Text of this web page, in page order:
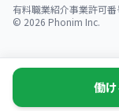
有料職業紹介事業許可
© 2026 Phonim Inc.
働